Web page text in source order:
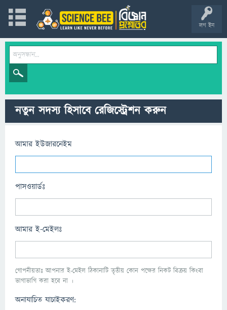
লগ ইন
নতুন সদস্য হিসাবে রেজিস্ট্রেশন করুন
আমার ইউজারনেইম
পাসওয়ার্ডঃ
আমার ই-মেইলঃ
গোপনীয়তাঃ আপনার ই-মেইল ঠিকানাটি তৃতীয় কোন পক্ষের নিকট বিক্রয় কিংবা
ভাগাভাগি করা হবে না ।
অনাযাচিত যাচাইকরণ: